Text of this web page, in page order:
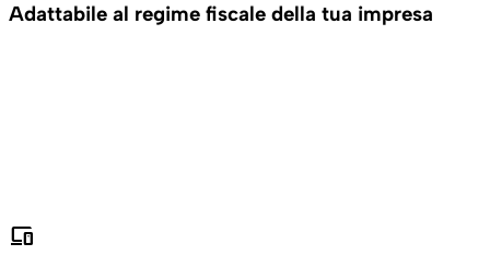
Adattabile al regime fiscale della tua impresa
devices